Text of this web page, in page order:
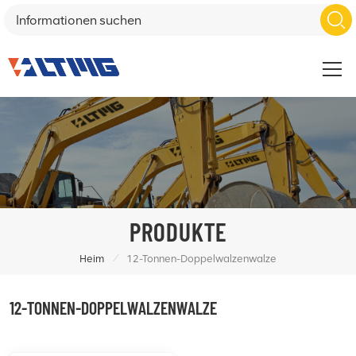
PRODUKTE
Heim / 12-Tonnen-Doppelwalzenwalze
12-TONNEN-DOPPELWALZENWALZE